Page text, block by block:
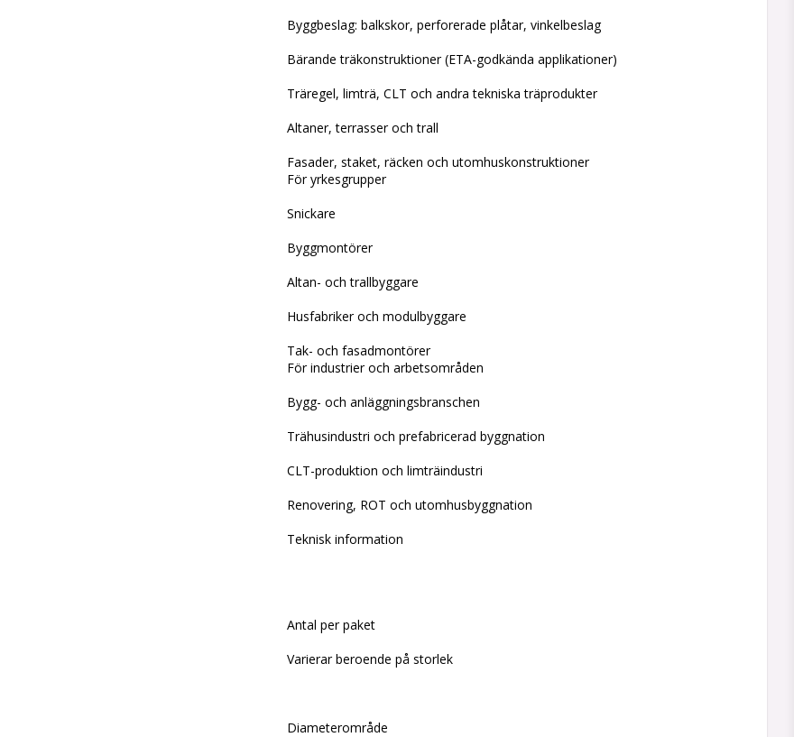
Byggbeslag: balkskor, perforerade plåtar, vinkelbeslag
Bärande träkonstruktioner (ETA-godkända applikationer)
Träregel, limträ, CLT och andra tekniska träprodukter
Altaner, terrasser och trall
Fasader, staket, räcken och utomhuskonstruktioner
För yrkesgrupper
Snickare
Byggmontörer
Altan- och trallbyggare
Husfabriker och modulbyggare
Tak- och fasadmontörer
För industrier och arbetsområden
Bygg- och anläggningsbranschen
Trähusindustri och prefabricerad byggnation
CLT-produktion och limträindustri
Renovering, ROT och utomhusbyggnation
Teknisk information
Antal per paket
Varierar beroende på storlek
Diameterområde